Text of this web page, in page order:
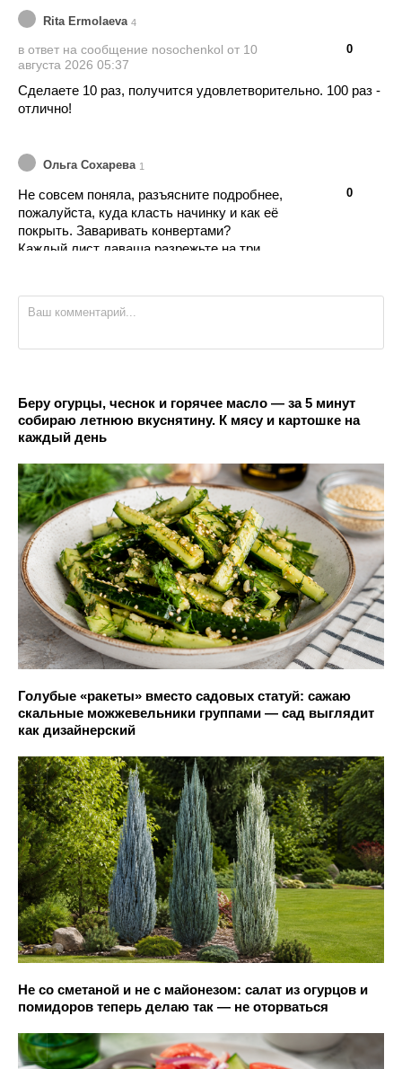
Rita Ermolaeva 4
0
в ответ на сообщение nosochenkol от 10
августа 2026 05:37
Сделаете 10 раз, получится удовлетворительно. 100 раз -
отлично!
Ольга Сохарева 1
0
Не совсем поняла, разъясните подробнее,
пожалуйста, куда класть начинку и как её
покрыть. Заваривать конвертами?
Каждый лист лаваша разрежьте на три
свободной половиной и слегка прижмите.
Получится шесть лепёшек.
Беру огурцы, чеснок и горячее масло — за 5 минут
собираю летнюю вкуснятину. К мясу и картошке на
каждый день
Голубые «ракеты» вместо садовых статуй: сажаю
скальные можжевельники группами — сад выглядит
как дизайнерский
Не со сметаной и не с майонезом: салат из огурцов и
помидоров теперь делаю так — не оторваться